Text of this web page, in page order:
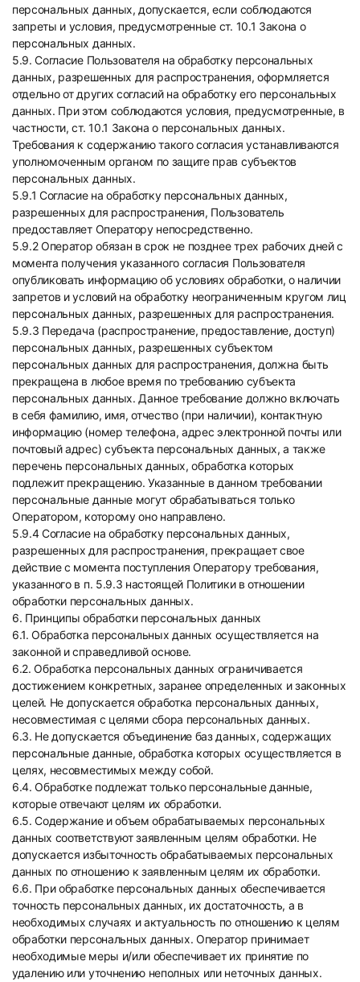
персональных данных, допускается, если соблюдаются
запреты и условия, предусмотренные ст. 10.1 Закона о
персональных данных.
5.9. Согласие Пользователя на обработку персональных
данных, разрешенных для распространения, оформляется
отдельно от других согласий на обработку его персональных
данных. При этом соблюдаются условия, предусмотренные, в
частности, ст. 10.1 Закона о персональных данных.
Требования к содержанию такого согласия устанавливаются
уполномоченным органом по защите прав субъектов
персональных данных.
5.9.1 Согласие на обработку персональных данных,
разрешенных для распространения, Пользователь
предоставляет Оператору непосредственно.
5.9.2 Оператор обязан в срок не позднее трех рабочих дней с
момента получения указанного согласия Пользователя
опубликовать информацию об условиях обработки, о наличии
запретов и условий на обработку неограниченным кругом лиц
персональных данных, разрешенных для распространения.
5.9.3 Передача (распространение, предоставление, доступ)
персональных данных, разрешенных субъектом
персональных данных для распространения, должна быть
прекращена в любое время по требованию субъекта
персональных данных. Данное требование должно включать
в себя фамилию, имя, отчество (при наличии), контактную
информацию (номер телефона, адрес электронной почты или
почтовый адрес) субъекта персональных данных, а также
перечень персональных данных, обработка которых
подлежит прекращению. Указанные в данном требовании
персональные данные могут обрабатываться только
Оператором, которому оно направлено.
5.9.4 Согласие на обработку персональных данных,
разрешенных для распространения, прекращает свое
действие с момента поступления Оператору требования,
указанного в п. 5.9.3 настоящей Политики в отношении
обработки персональных данных.
6. Принципы обработки персональных данных
6.1. Обработка персональных данных осуществляется на
законной и справедливой основе.
6.2. Обработка персональных данных ограничивается
достижением конкретных, заранее определенных и законных
целей. Не допускается обработка персональных данных,
несовместимая с целями сбора персональных данных.
6.3. Не допускается объединение баз данных, содержащих
персональные данные, обработка которых осуществляется в
целях, несовместимых между собой.
6.4. Обработке подлежат только персональные данные,
которые отвечают целям их обработки.
6.5. Содержание и объем обрабатываемых персональных
данных соответствуют заявленным целям обработки. Не
допускается избыточность обрабатываемых персональных
данных по отношению к заявленным целям их обработки.
6.6. При обработке персональных данных обеспечивается
точность персональных данных, их достаточность, а в
необходимых случаях и актуальность по отношению к целям
обработки персональных данных. Оператор принимает
необходимые меры и/или обеспечивает их принятие по
удалению или уточнению неполных или неточных данных.